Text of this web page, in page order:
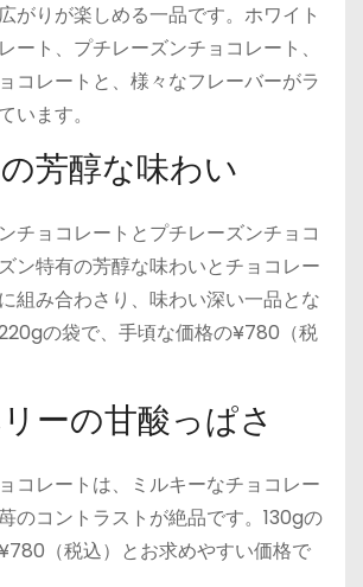
がりが楽しめる一品です。ホワイト
ート、プチレーズンチョコレート、
コレートと、様々なフレーバーがラ
います。
芳醇な味わい
チョコレートとプチレーズンチョコ
ン特有の芳醇な味わいとチョコレー
組み合わさり、味わい深い一品とな
の袋で、手頃な価格の¥780（税
ーの甘酸っぱさ
コレートは、ミルキーなチョコレー
のコントラストが絶品です。130gの
（税込）とお求めやすい価格で